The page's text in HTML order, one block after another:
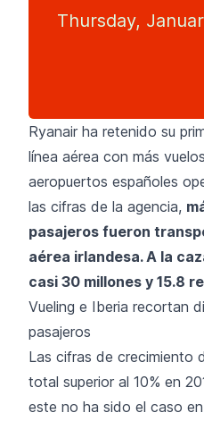
Thursday,
Ryanair ha retenido su
línea aérea con más
aeropuertos españoles
las cifras de la agencia,
pasajeros fueron
aérea irlandesa. A la
casi 30 millones y 15.8
Vueling e Iberia recortan
pasajeros
Las cifras de crecimiento
total superior al 10% en
este no ha sido el caso